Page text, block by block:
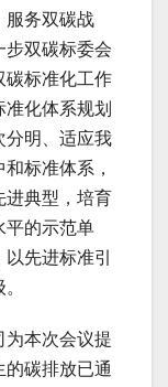
服务双碳战
步双碳标委会
碳标准化工作
化体系规划
分明、适应我
标准体系，
进典型，培育
平的示范单
先进标准引
本次会议提
碳排放已通